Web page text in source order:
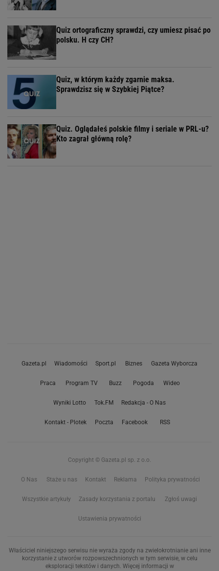
Quiz ortograficzny sprawdzi, czy umiesz pisać po
polsku. H czy CH?
Quiz, w którym każdy zgarnie maksa.
Sprawdzisz się w Szybkiej Piątce?
Quiz. Oglądałeś polskie filmy i seriale w PRL-u?
Kto zagrał główną rolę?
Gazeta.pl Wiadomości Sport.pl Biznes Gazeta Wyborcza
Praca Program TV Buzz Pogoda Wideo
Wyniki Lotto Tok.FM Redakcja - O Nas
Kontakt - Plotek Poczta Facebook RSS
Copyright © Gazeta.pl sp. z o.o.
O Nas Staże u nas Kontakt Reklama Polityka prywatności
Wszystkie artykuły Zasady korzystania z portalu Zgłoś uwagi
Ustawienia prywatności
Właściciel niniejszego serwisu nie wyraża zgody na zwielokrotnianie ani inne
korzystanie z utworów rozpowszechnionych w tym serwisie, w celu
eksploracji tekstów i danych. Więcej informacji w